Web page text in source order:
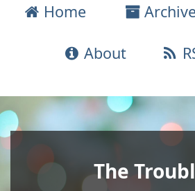
Home Archive
About
The